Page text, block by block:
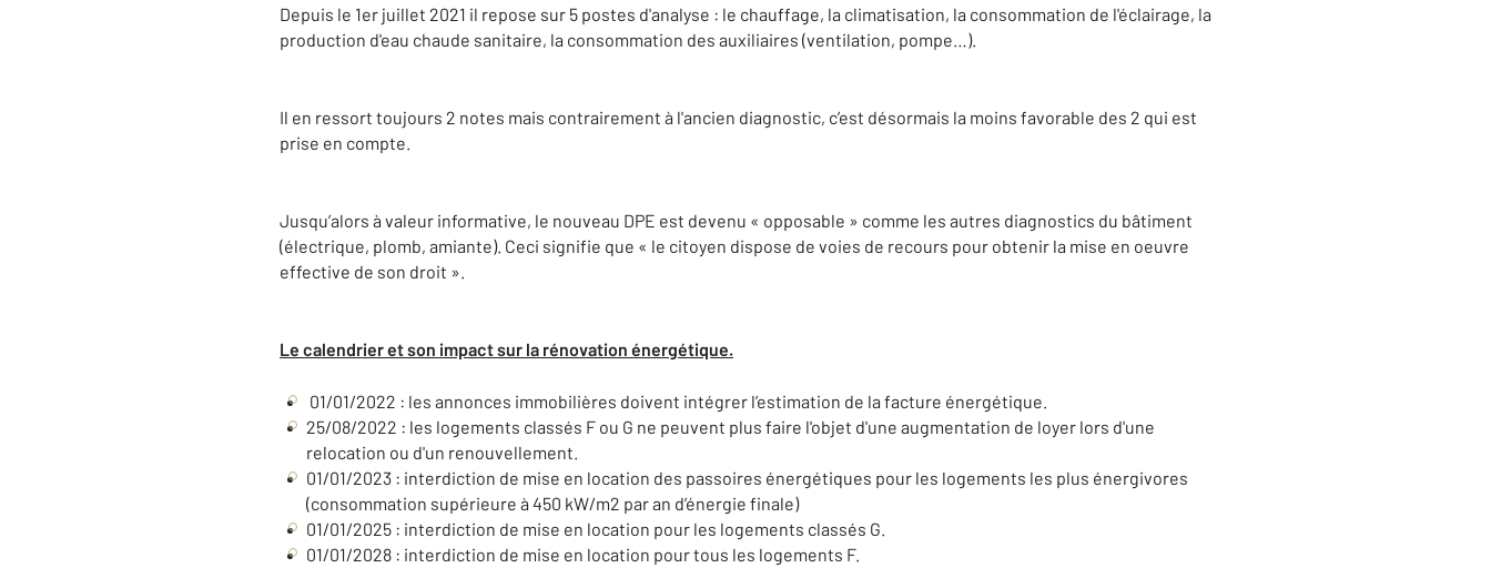
Depuis le 1er juillet 2021 il repose sur 5 postes d'analyse : le chauffage, la climatisation, la consommation de l'éclairage, la
production d'eau chaude sanitaire, la consommation des auxiliaires (ventilation, pompe…).
Il en ressort toujours 2 notes mais contrairement à l'ancien diagnostic, c’est désormais la moins favorable des 2 qui est
prise en compte.
Jusqu’alors à valeur informative, le nouveau DPE est devenu « opposable » comme les autres diagnostics du bâtiment
(électrique, plomb, amiante). Ceci signifie que « le citoyen dispose de voies de recours pour obtenir la mise en oeuvre
effective de son droit ».
Le calendrier et son impact sur la rénovation énergétique.
01/01/2022 : les annonces immobilières doivent intégrer l’estimation de la facture énergétique.
25/08/2022 : les logements classés F ou G ne peuvent plus faire l'objet d'une augmentation de loyer lors d'une
relocation ou d'un renouvellement.
01/01/2023 : interdiction de mise en location des passoires énergétiques pour les logements les plus énergivores
(consommation supérieure à 450 kW/m2 par an d’énergie finale)
01/01/2025 : interdiction de mise en location pour les logements classés G.
01/01/2028 : interdiction de mise en location pour tous les logements F.